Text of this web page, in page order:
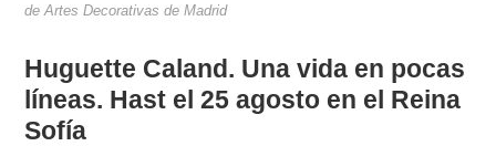
de Artes Decorativas de Madrid
Huguette Caland. Una vida en pocas
líneas. Hast el 25 agosto en el Reina
Sofía